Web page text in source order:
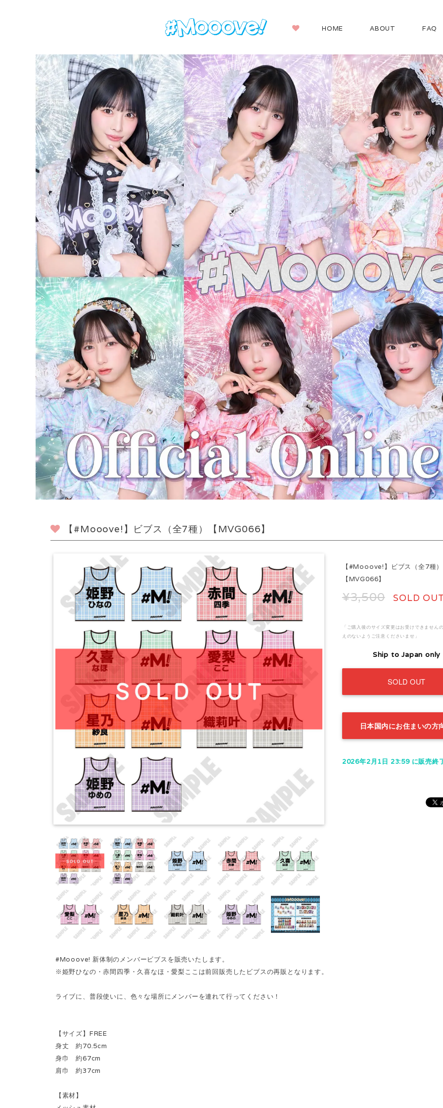
HOME ABOUT FAQ
【#Mooove!】ビブス（全7種）【MVG066】
【#Mooove!】ビブス（全7種）
【MVG066】
¥3,500 SOLD
「ご購入後のサイズ変更はお受けできません
えのないようご注意くださいませ」
Ship to Japan only
SOLD OUT
日本国内にお住まいの方
2026年2月1日 23:59 に販売終
#Mooove! 新体制のメンバービブスを販売いたします。
※姫野ひなの・赤間四季・久喜なほ・愛梨ここは前回販売したビブスの再販となります。
ライブに、普段使いに、色々な場所にメンバーを連れて行ってください！
【サイズ】FREE
身丈 約70.5cm
身巾 約67cm
肩巾 約37cm
【素材】